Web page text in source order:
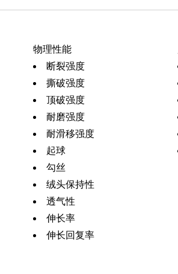
物理性能
断裂强度
撕破强度
顶破强度
耐磨强度
耐滑移强度
起球
勾丝
绒头保持性
透气性
伸长率
伸长回复率